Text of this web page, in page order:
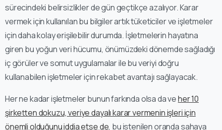
sürecindeki belirsizlikler de gün geçtikçe azalıyor. Karar
vermek için kullanılan bu bilgiler artık tüketiciler ve işletmeler
için daha kolay erişilebilir durumda. İşletmelerin hayatına
giren bu yoğun veri hücumu, önümüzdeki dönemde sağladığı
iç görüler ve somut uygulamalar ile bu veriyi doğru
kullanabilen işletmeler için rekabet avantajı sağlayacak.
Her ne kadar işletmeler bunun farkında olsa da veher 10
şirketten dokuzu, veriye dayalı karar vermenin işleri için
önemli olduğunu iddia etse de, bu istenilen oranda sahaya